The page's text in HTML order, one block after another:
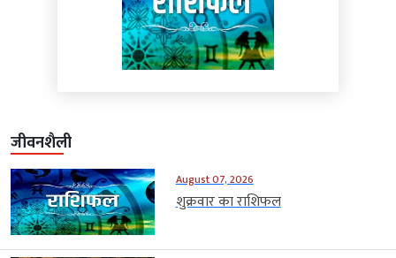
जीवनशैली
August 07, 2026
शुक्रवार का राशिफल